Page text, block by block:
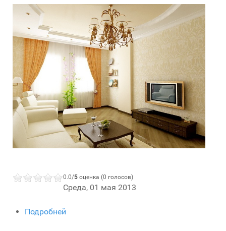
0.0/5 оценка (0 голосов)
Среда, 01 мая 2013
Подробней